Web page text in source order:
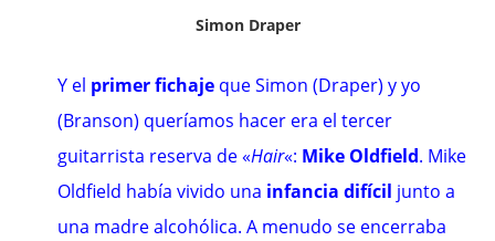
Simon Draper
Y el primer fichaje que Simon (Draper) y yo
(Branson) queríamos hacer era el tercer
guitarrista reserva de«Hair«: Mike Oldfield. Mike
Oldfield había vivido una infancia difícil junto a
una madre alcohólica. A menudo se encerraba